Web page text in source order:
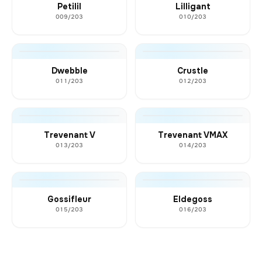
Petilil
009/203
Lilligant
010/203
Dwebble
011/203
Crustle
012/203
Trevenant V
013/203
Trevenant VMAX
014/203
Gossifleur
015/203
Eldegoss
016/203